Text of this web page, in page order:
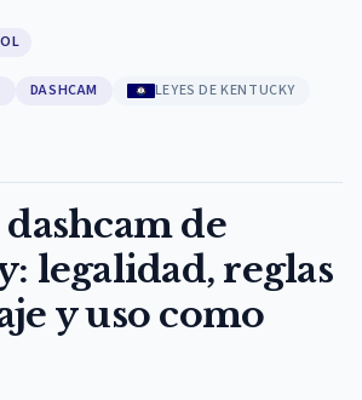
DASHCAM LEYES DE KENTUCKY
de
legalidad, reglas
y uso como